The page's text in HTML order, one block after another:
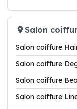
Salon
Salon coiffure
Salon coiffure
Salon coiffure
Salon coiffure